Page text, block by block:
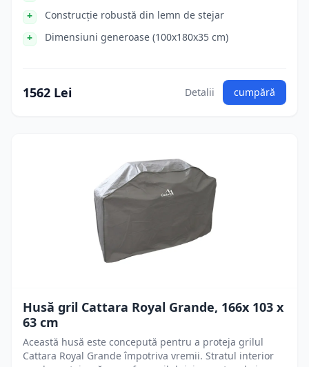
Construcție robustă din lemn de stejar
Dimensiuni generoase (100x180x35 cm)
1562 Lei Detalii cumpără
Husă gril Cattara Royal Grande, 166x 103 x
63 cm
Această husă este concepută pentru a proteja grilul
Cattara Royal Grande împotriva vremii. Stratul interior